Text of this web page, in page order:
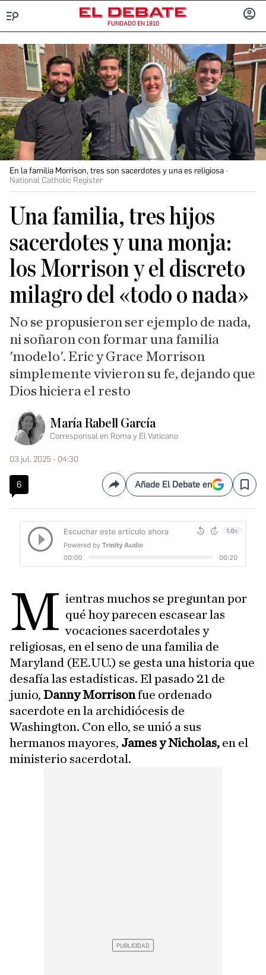
FUNDADO EN 1910
En la familia Morrison, tres son sacerdotes y una es religiosa
National Catholic Register
Una familia, tres hijos
sacerdotes y una monja:
los Morrison y el discreto
milagro del «todo o nada»
No se propusieron ser ejemplo de nada,
ni soñaron con formar una familia
'modelo'. Eric y Grace Morrison
simplemente vivieron su fe, dejando que
Dios hiciera el resto
María Rabell García
Corresponsal en Roma y El Vaticano
03 jul. 2025 - 04:30
6 CompartirAñade El Debate en Save
M ientras muchos se preguntan por
qué hoy parecen escasear las
vocaciones sacerdotales y
religiosas, en el seno de una familia de
Maryland (EE.UU.) se gesta una historia que
desafía las estadísticas. El pasado 21 de
junio, Danny Morrisonfue ordenado
sacerdote en la archidiócesis de
Washington. Con ello, se unió a sus
hermanos mayores, James y Nicholas, en el
ministerio sacerdotal.